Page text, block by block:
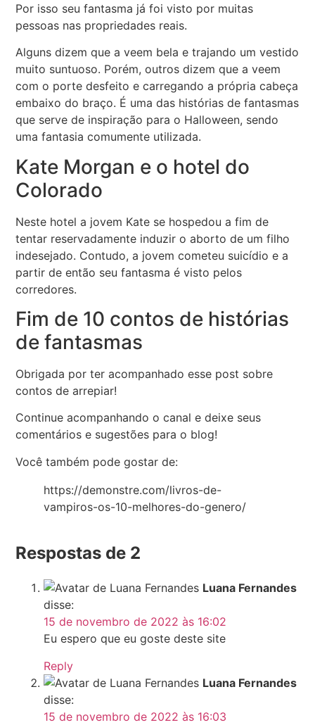
Por isso seu fantasma já foi visto por muitas
pessoas nas propriedades reais.
Alguns dizem que a veem bela e trajando um vestido
muito suntuoso. Porém, outros dizem que a veem
com o porte desfeito e carregando a própria cabeça
embaixo do braço. É uma das histórias de fantasmas
que serve de inspiração para o Halloween, sendo
uma fantasia comumente utilizada.
Kate Morgan e o hotel do
Colorado
Neste hotel a jovem Kate se hospedou a fim de
tentar reservadamente induzir o aborto de um filho
indesejado. Contudo, a jovem cometeu suicídio e a
partir de então seu fantasma é visto pelos
corredores.
Fim de 10 contos de histórias
de fantasmas
Obrigada por ter acompanhado esse post sobre
contos de arrepiar!
Continue acompanhando o canal e deixe seus
comentários e sugestões para o blog!
Você também pode gostar de:
https://demonstre.com/livros-de-
vampiros-os-10-melhores-do-genero/
Respostas de 2
Luana Fernandes
disse:
15 de novembro de 2022 às 16:02
Eu espero que eu goste deste site
Reply
Luana Fernandes
disse:
15 de novembro de 2022 às 16:03